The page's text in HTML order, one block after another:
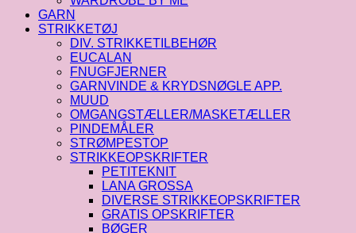
GARN
STRIKKETØJ
DIV. STRIKKETILBEHØR
EUCALAN
FNUGFJERNER
GARNVINDE & KRYDSNØGLE APP.
MUUD
OMGANGSTÆLLER/MASKETÆLLER
PINDEMÅLER
STRØMPESTOP
STRIKKEOPSKRIFTER
PETITEKNIT
LANA GROSSA
DIVERSE STRIKKEOPSKRIFTER
GRATIS OPSKRIFTER
BØGER